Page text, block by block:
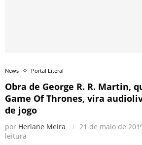
News Portal Literal
Obra de George R. R. Martin,
Game Of Thrones, vira
de jogo
por Herlane Meira 21 de maio de
leitura